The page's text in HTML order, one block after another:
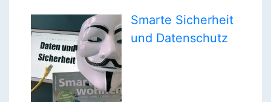
Smarte Sicherheit
und Datenschutz